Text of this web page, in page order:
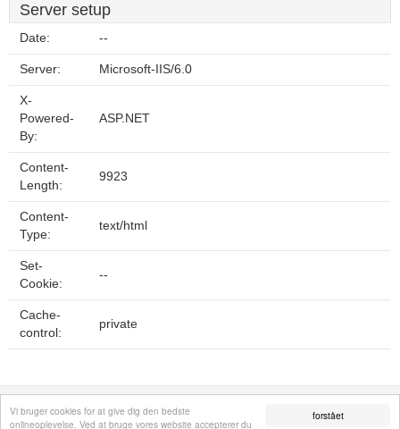
forstået
Vi bruger cookies for at give dig den bedste
onlineoplevelse. Ved at bruge vores website accepterer du
Server setup
Date: --
Server: Microsoft-IIS/6.0
X-
Powered-
By:
ASP.NET
Content-
Length:
9923
Content-
Type:
text/html
Set-
Cookie:
--
Cache-
control:
private